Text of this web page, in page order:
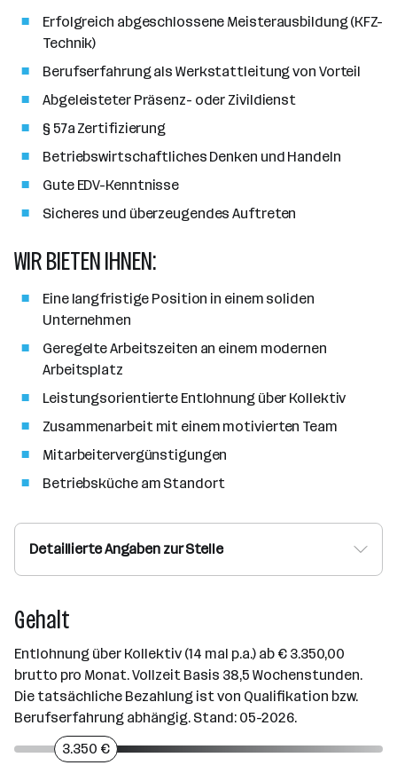
a
Erfolgreich abgeschlossene Meisterausbildung (KFZ-
Technik)
Berufserfahrung als Werkstattleitung von Vorteil
Abgeleisteter Präsenz- oder Zivildienst
§ 57a Zertifizierung
Betriebswirtschaftliches Denken und Handeln
Gute EDV-Kenntnisse
Sicheres und überzeugendes Auftreten
WIR BIETEN IHNEN:
Eine langfristige Position in einem soliden
Unternehmen
Geregelte Arbeitszeiten an einem modernen
Arbeitsplatz
Leistungsorientierte Entlohnung über Kollektiv
Zusammenarbeit mit einem motivierten Team
Mitarbeitervergünstigungen
Betriebsküche am Standort
Detaillierte Angaben zur Stelle
Gehalt
Entlohnung über Kollektiv (14 mal p.a.) ab € 3.350,00
brutto pro Monat. Vollzeit Basis 38,5 Wochenstunden.
Die tatsächliche Bezahlung ist von Qualifikation bzw.
Berufserfahrung abhängig. Stand: 05-2026.
3.350 €